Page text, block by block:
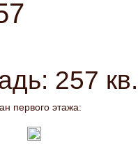
257
первого этажа: